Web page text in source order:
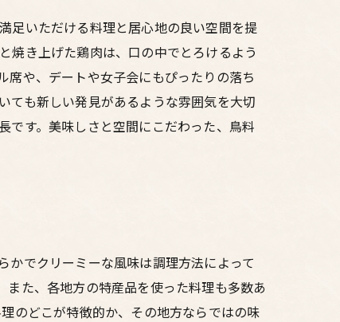
足いただける料理と居心地の良い空間を提
焼き上げた鶏肉は、口の中でとろけるよう
席や、デートや女子会にもぴったりの落ち
ても新しい発見があるような雰囲気を大切
です。美味しさと空間にこだわった、鳥料
かでクリーミーな風味は調理方法によって
た、各地方の特産品を使った料理も多数あ
のどこが特徴的か、その地方ならではの味